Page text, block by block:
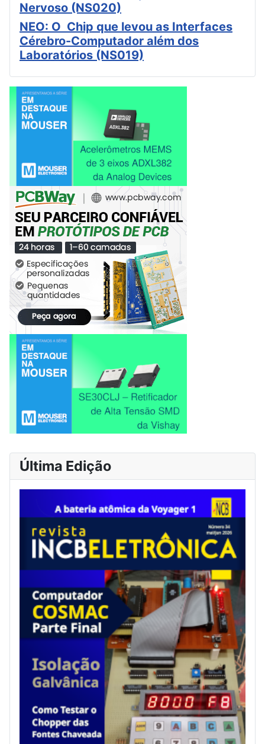
Nervoso (NS020)
NEO: O Chip que levou as Interfaces
Cérebro-Computador além dos
Laboratórios (NS019)
Última Edição